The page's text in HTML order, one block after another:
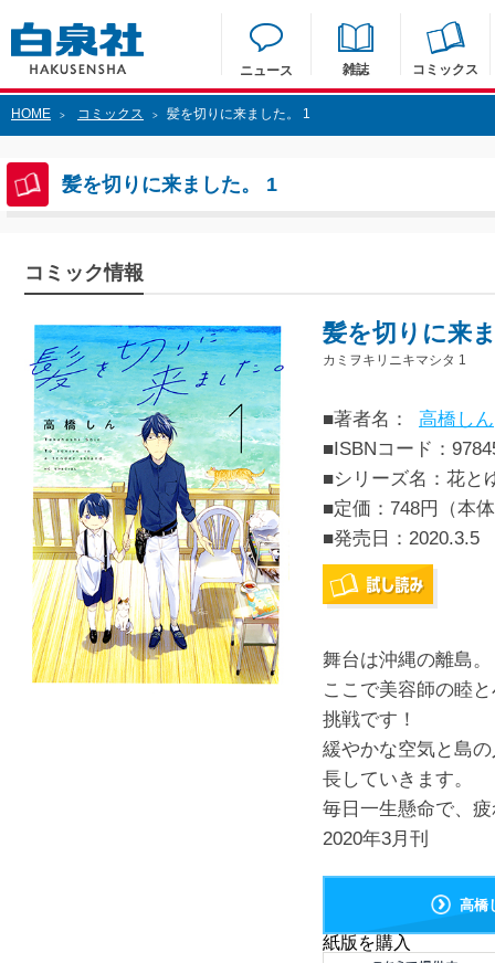
ニュース 雑誌 コミックス
HOME > コミックス > 髪を切りに来ました。 1
髪を切りに来ました。 1
コミック情報
髪を切りに来
カミヲキリニキマシタ 1
■著者名：
高橋しん
■ISBNコード：
■シリーズ名：花と
■定価：748円（本
■発売日： 2020.3.5
舞台は沖縄の離島。
ここで美容師の睦
挑戦です！
緩やかな空気と島
長していきます。
毎日一生懸命で、
2020年3月刊
高橋
紙版を購入